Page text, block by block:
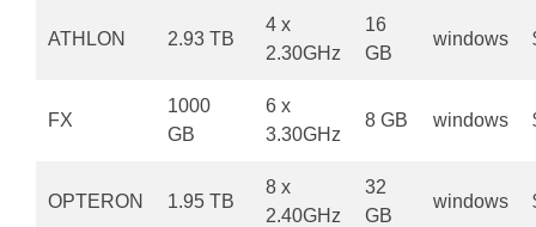
ATHLON 2.93 TB
4 x
2.30GHz
16
GB
windows
FX
1000
GB
6 x
3.30GHz
8 GB windows
OPTERON 1.95 TB
8 x
2.40GHz
32
GB
windows